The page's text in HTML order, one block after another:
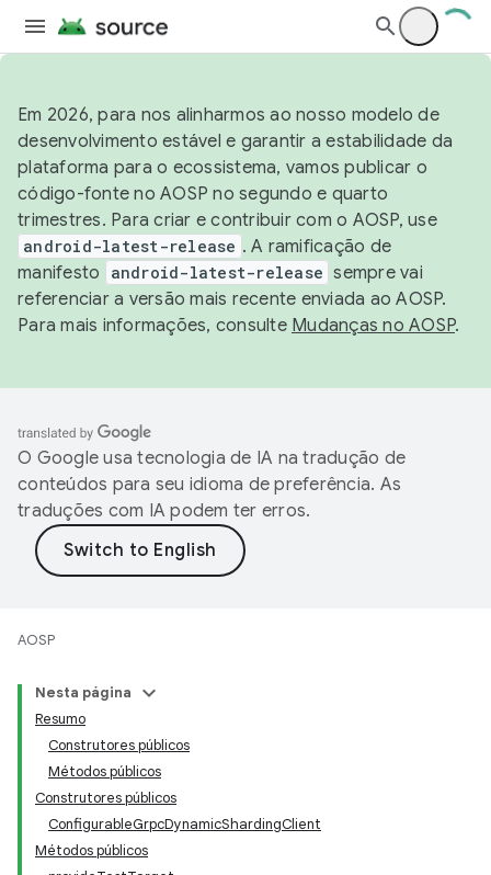
Em 2026, para nos alinharmos ao nosso modelo de
desenvolvimento estável e garantir a estabilidade da
plataforma para o ecossistema, vamos publicar o
código-fonte no AOSP no segundo e quarto
trimestres. Para criar e contribuir com o AOSP, use
android-latest-release . A ramificação de
manifesto
android-latest-release sempre vai
referenciar a versão mais recente enviada ao AOSP.
Para mais informações, consulte Mudanças no AOSP.
O Google usa tecnologia de IA na tradução de
conteúdos para seu idioma de preferência. As
traduções com IA podem ter erros.
AOSP
Nesta página
Resumo
Construtores públicos
Métodos públicos
Construtores públicos
ConfigurableGrpcDynamicShardingClient
Métodos públicos